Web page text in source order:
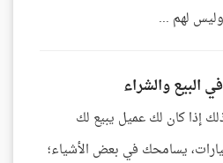
وليس لهم ...
البيع والشراء
إذا كان لك عميل يبيع لك
يسامحك في بعض الأشياء؛